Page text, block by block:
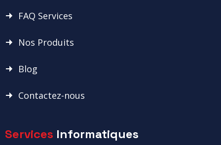
FAQ Services
Nos Produits
Blog
Contactez-nous
Services Informatiques